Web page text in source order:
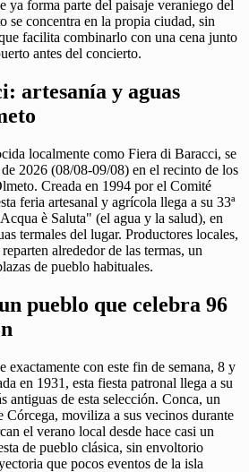
ya forma parte del paisaje veraniego del
se concentra en la propia ciudad, sin
facilita combinarlo con una cena junto
antes del concierto.
artesanía y aguas
localmente como Fiera di Baracci, se
2026 (08/08-09/08) en el recinto de los
Creada en 1994 por el Comité
feria artesanal y agrícola llega a su 33ª
è Saluta" (el agua y la salud), en
termales del lugar. Productores locales,
alrededor de las termas, un
de pueblo habituales.
pueblo que celebra 96
exactamente con este fin de semana, 8 y
en 1931, esta fiesta patronal llega a su
antiguas de esta selección. Conca, un
Córcega, moviliza a sus vecinos durante
el verano local desde hace casi un
de pueblo clásica, sin envoltorio
que pocos eventos de la isla